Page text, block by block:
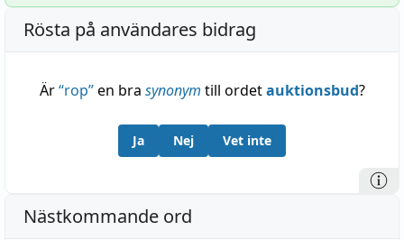
Rösta på användares bidrag
Är“rop”en bra synonym till ordetauktionsbud?
Ja Nej Vet inte
Nästkommande ord